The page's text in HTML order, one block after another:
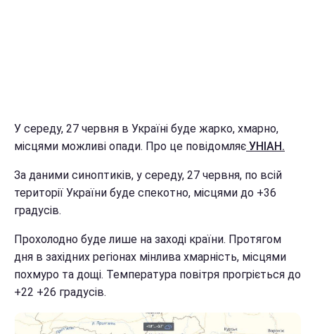
У середу, 27 червня в Україні буде жарко, хмарно,
місцями можливі опади. Про це повідомляє УНІАН.
За даними синоптиків, у середу, 27 червня, по всій
території України буде спекотно, місцями до +36
градусів.
Прохолодно буде лише на заході країни. Протягом
дня в західних регіонах мінлива хмарність, місцями
похмуро та дощі. Температура повітря прогріється до
+22 +26 градусів.